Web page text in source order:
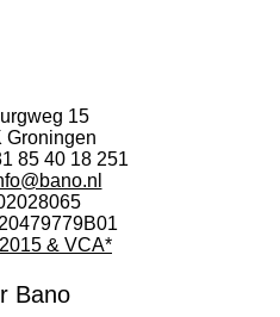
15
Groningen
85 40 18 251
& VCA*
Bano